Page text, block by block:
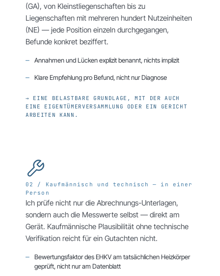
(GA), von Kleinstliegenschaften bis zu
Liegenschaften mit mehreren hundert Nutzeinheiten
(NE) — jede Position einzeln durchgegangen,
Befunde konkret beziffert.
Annahmen und Lücken explizit benannt, nichts implizit
Klare Empfehlung pro Befund, nicht nur Diagnose
→ EINE BELASTBARE GRUNDLAGE, MIT DER AUCH
EINE EIGENTÜMERVERSAMMLUNG ODER EIN GERICHT
ARBEITEN KANN.
02 / Kaufmännisch und technisch — in einer
Person
Ich prüfe nicht nur die Abrechnungs-Unterlagen,
sondern auch die Messwerte selbst — direkt am
Gerät. Kaufmännische Plausibilität ohne technische
Verifikation reicht für ein Gutachten nicht.
Bewertungsfaktor des EHKV am tatsächlichen Heizkörper
geprüft, nicht nur am Datenblatt